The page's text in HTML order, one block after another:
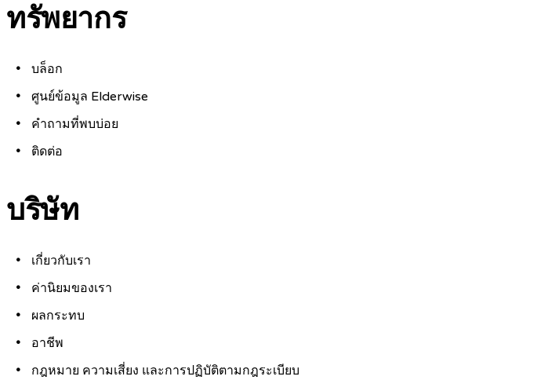
ทรัพยากร
บล็อก
ศูนย์ข้อมูล Elderwise
คำถามที่พบบ่อย
ติดต่อ
บริษัท
เกี่ยวกับเรา
ค่านิยมของเรา
ผลกระทบ
อาชีพ
กฎหมาย ความเสี่ยง และการปฏิบัติตามกฎระเบียบ